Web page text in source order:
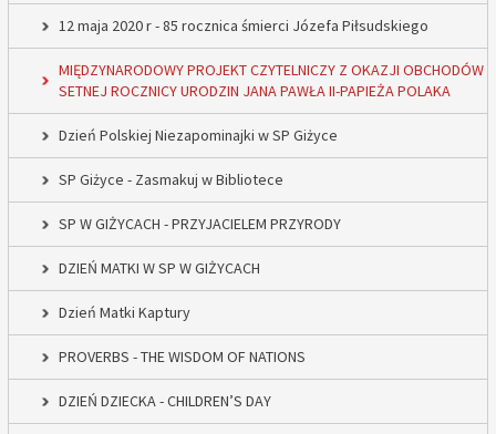
12 maja 2020 r - 85 rocznica śmierci Józefa Piłsudskiego
MIĘDZYNARODOWY PROJEKT CZYTELNICZY Z OKAZJI OBCHODÓW
SETNEJ ROCZNICY URODZIN JANA PAWŁA II-PAPIEŻA POLAKA
Dzień Polskiej Niezapominajki w SP Giżyce
SP Giżyce - Zasmakuj w Bibliotece
SP W GIŻYCACH - PRZYJACIELEM PRZYRODY
DZIEŃ MATKI W SP W GIŻYCACH
Dzień Matki Kaptury
PROVERBS - THE WISDOM OF NATIONS
DZIEŃ DZIECKA - CHILDREN’S DAY